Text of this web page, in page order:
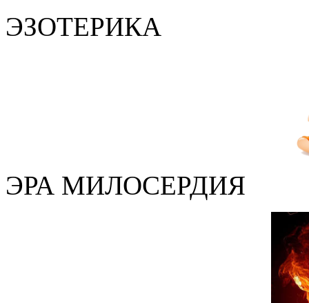
ЭЗОТЕРИКА
ЭРА МИЛОСЕРДИЯ